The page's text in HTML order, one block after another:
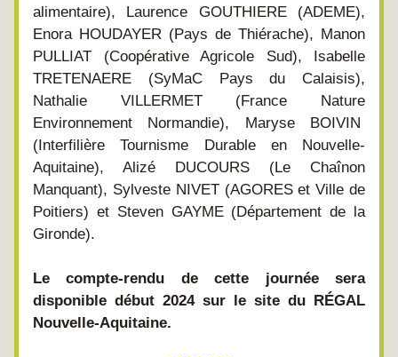
alimentaire), Laurence GOUTHIERE (ADEME),
Enora HOUDAYER (Pays de Thiérache), Manon
PULLIAT (Coopérative Agricole Sud), Isabelle
TRETENAERE (SyMaC Pays du Calaisis),
Nathalie VILLERMET (France Nature
Environnement Normandie), Maryse BOIVIN
(Interfilière Tournisme Durable en Nouvelle-
Aquitaine), Alizé DUCOURS (Le Chaînon
Manquant), Sylveste NIVET (AGORES et Ville de
Poitiers) et Steven GAYME (Département de la
Gironde).
Le compte-rendu de cette journée sera
disponible début 2024 sur le site du RÉGAL
Nouvelle-Aquitaine.